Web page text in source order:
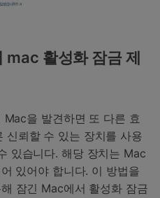
mac 활성화 잠금 제
을 발견하면 또 다른 효
신뢰할 수 있는 장치를 사용
있습니다. 해당 장치는 Mac
있어야 합니다. 이 방법을
잠긴 Mac에서 활성화 잠금